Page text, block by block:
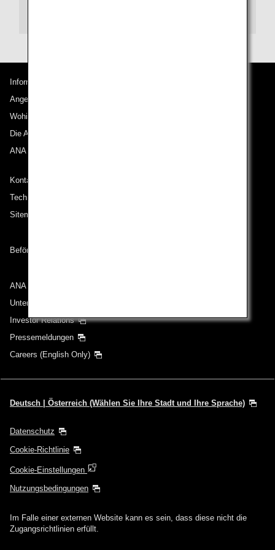
Informationen zu ANA
Angebote und Ankündigungen
Wohin wir reisen
Die ANA Experience
ANA Mileage Club
Kontakt zu ANA
Technische Hilfe (Barrierefreiheit)
Sitemap
Beförderungsbedingungen
ANA Group
Unternehmen der ANA Group
Investor Relations
Pressemeldungen
Careers (English Only)
Deutsch | Österreich (Wählen Sie Ihre Stadt und Ihre Sprache)
Datenschutz
Cookie-Richtlinie
Cookie-Einstellungen
Nutzungsbedingungen
Im Falle einer externen Website kann es sein, dass diese nicht die
Zugangsrichtlinien erfüllt.